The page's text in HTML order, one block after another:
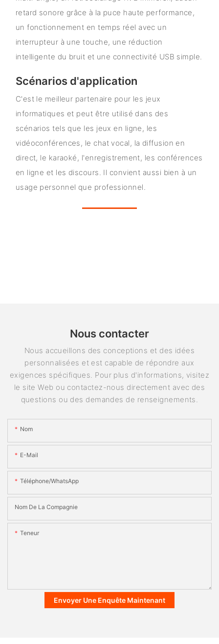
retard sonore grâce à la puce haute performance,
un fonctionnement en temps réel avec un
interrupteur à une touche, une réduction
intelligente du bruit et une connectivité USB simple.
Scénarios d'application
C'est le meilleur partenaire pour les jeux
informatiques et peut être utilisé dans des
scénarios tels que les jeux en ligne, les
vidéoconférences, le chat vocal, la diffusion en
direct, le karaoké, l'enregistrement, les conférences
en ligne et les discours. Il convient aussi bien à un
usage personnel que professionnel.
Nous contacter
Nous accueillons des conceptions et des idées
personnalisées et est capable de répondre aux
exigences spécifiques. Pour plus d'informations, visitez
le site Web ou contactez-nous directement avec des
questions ou des demandes de renseignements.
Nom
E-Mail
Téléphone/WhatsApp
Nom De La Compagnie
Teneur
Envoyer Une Enquête Maintenant